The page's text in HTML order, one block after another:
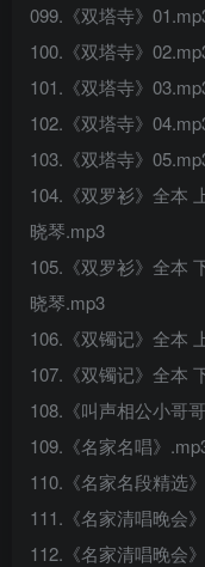
099.《双塔寺》
100.《双塔寺》
101.《双塔寺》
102.《双塔寺》
103.《双塔寺》
104.《双罗衫》全本
晓琴.mp3
105.《双罗衫》全本
晓琴.mp3
106.《双镯记》全本
107.《双镯记》全本
108.《叫声相公小哥
109.《名家名唱》
110.《名家名段精选
111.《名家清唱晚会
112.《名家清唱晚会